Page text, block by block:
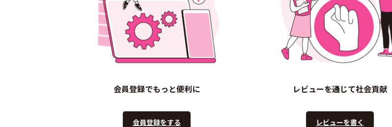
会員登録でもっと便利に
会員登録をする
レビューを通じて社会貢献
レビューを書く